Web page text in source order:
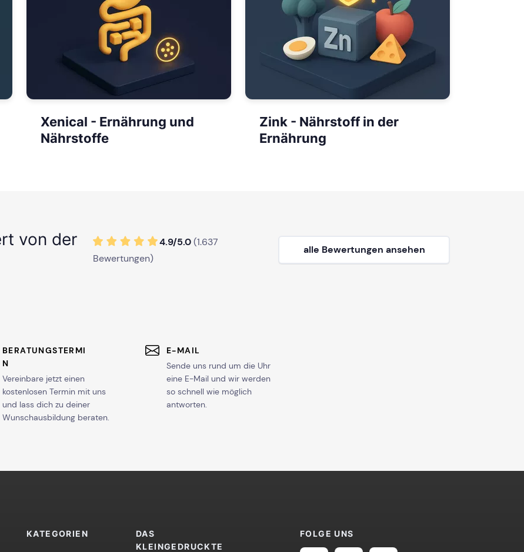
Xenical - Ernährung und
Nährstoffe
Zink - Nährstoff in der
Ernährung
von der
4.9/5.0(1.637
Bewertungen)
alle Bewertungen ansehen
BERATUNGSTERMI
N
Vereinbare jetzt einen
kostenlosen Termin mit uns
und lass dich zu deiner
Wunschausbildung beraten.
E-MAIL
Sende uns rund um die Uhr
eine E-Mail und wir werden
so schnell wie möglich
antworten.
KATEGORIEN
DAS
KLEINGEDRUCKTE
FOLGE UNS